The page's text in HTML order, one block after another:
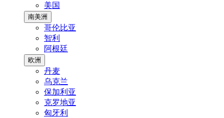
美国
南美洲
哥伦比亚
智利
阿根廷
欧洲
丹麦
乌克兰
保加利亚
克罗地亚
匈牙利